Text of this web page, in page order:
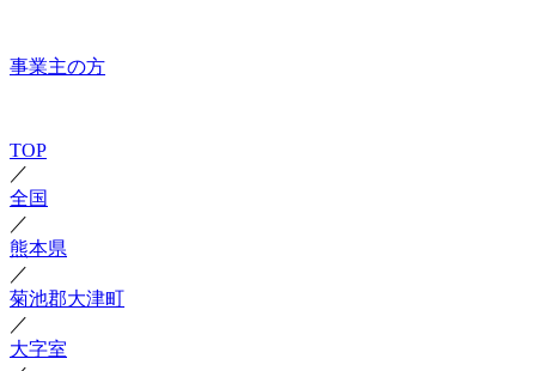
事業主の方
TOP
／
全国
／
熊本県
／
菊池郡大津町
／
大字室